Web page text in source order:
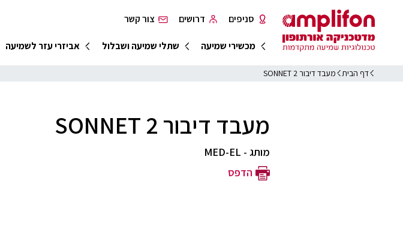
מכשירי שמיעה שתלי שמיעה ושבלול אביזרי עזר לשמיעה
סניפים דרושים צור קשר
דף הבית מעבד דיבור SONNET 2
מעבד דיבור SONNET 2
מותג - MED-EL
הדפס